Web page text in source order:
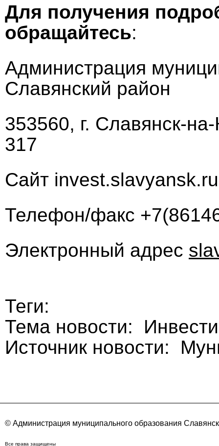
Для получения
обращайтесь:
Администрация
Славянский район
353560, г. Славянск-
317
Сайт invest.slavyansk.ru
Телефон/факс
Электронный адрес
Теги:
Тема новости:
Источник новости:
© Администрация муниципального образования
Все права защищены